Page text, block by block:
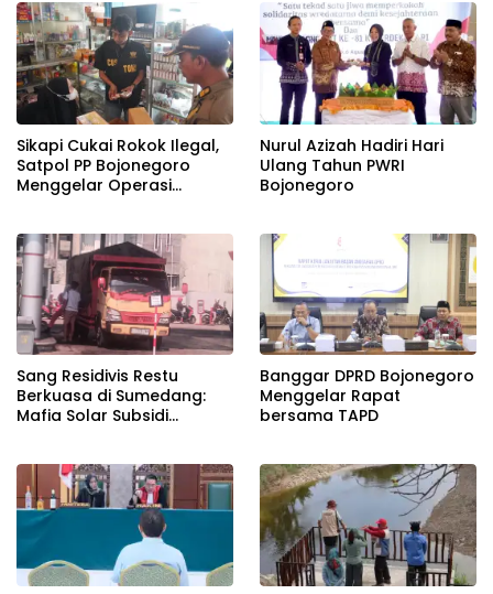
Sikapi Cukai Rokok Ilegal,
Satpol PP Bojonegoro
Menggelar Operasi
Nurul Azizah Hadiri Hari
Ulang Tahun PWRI
Bojonegoro
Sang Residivis Restu
Berkuasa di Sumedang:
Mafia Solar Subsidi
Bungkam
Banggar DPRD Bojonegoro
Menggelar Rapat
bersama TAPD